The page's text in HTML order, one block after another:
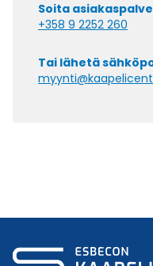
Soita
+358 9 2252 260
Tai lähetä